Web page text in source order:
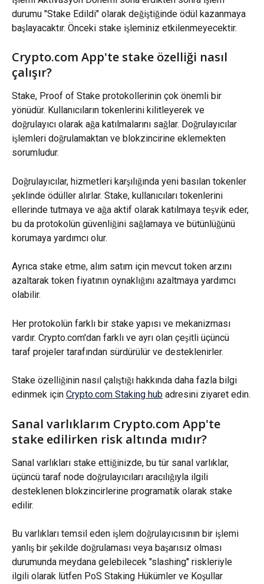
durumu "Stake Edildi" olarak değiştiğinde ödül kazanmaya
başlayacaktır. Önceki stake işleminiz etkilenmeyecektir.
Crypto.com App'te stake özelliği nasıl
çalışır?
Stake, Proof of Stake protokollerinin çok önemli bir
yönüdür. Kullanıcıların tokenlerini kilitleyerek ve
doğrulayıcı olarak ağa katılmalarını sağlar. Doğrulayıcılar
işlemleri doğrulamaktan ve blokzincirine eklemekten
sorumludur.
Doğrulayıcılar, hizmetleri karşılığında yeni basılan tokenler
şeklinde ödüller alırlar. Stake, kullanıcıları tokenlerini
ellerinde tutmaya ve ağa aktif olarak katılmaya teşvik eder,
bu da protokolün güvenliğini sağlamaya ve bütünlüğünü
korumaya yardımcı olur.
Ayrıca stake etme, alım satım için mevcut token arzını
azaltarak token fiyatının oynaklığını azaltmaya yardımcı
olabilir.
Her protokolün farklı bir stake yapısı ve mekanizması
vardır. Crypto.com'dan farklı ve ayrı olan çeşitli üçüncü
taraf projeler tarafından sürdürülür ve desteklenirler.
Stake özelliğinin nasıl çalıştığı hakkında daha fazla bilgi
edinmek için Crypto.com Staking hub adresini ziyaret edin.
Sanal varlıklarım Crypto.com App'te
stake edilirken risk altında mıdır?
Sanal varlıkları stake ettiğinizde, bu tür sanal varlıklar,
üçüncü taraf node doğrulayıcıları aracılığıyla ilgili
desteklenen blokzincirlerine programatik olarak stake
edilir.
Bu varlıkları temsil eden işlem doğrulayıcısının bir işlemi
yanlış bir şekilde doğrulaması veya başarısız olması
durumunda meydana gelebilecek "slashing" riskleriyle
ilgili olarak lütfen PoS Staking Hükümler ve Koşullar